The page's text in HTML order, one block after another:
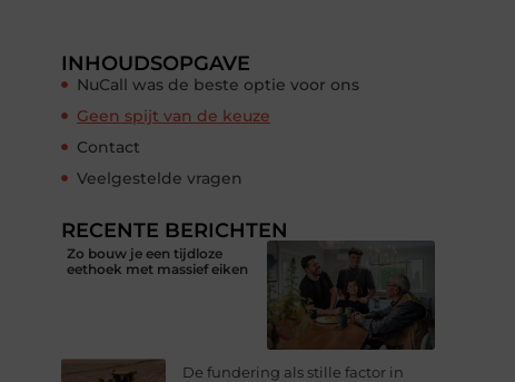
INHOUDSOPGAVE
NuCall was de beste optie voor ons
Geen spijt van de keuze
Contact
Veelgestelde vragen
RECENTE BERICHTEN
Zo bouw je een tijdloze
eethoek met massief eiken
De fundering als stille factor in